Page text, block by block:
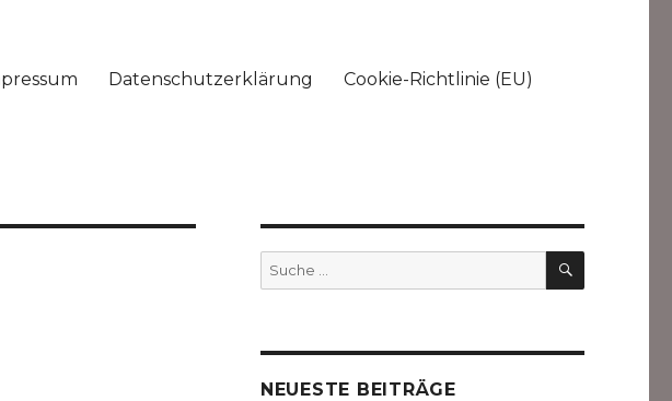
Datenschutzerklärung Cookie-Richtlinie (EU)
Suche
nach:
SUCHEN
NEUESTE BEITRÄGE